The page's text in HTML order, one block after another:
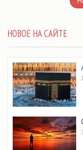
НОВОЕ НА САЙТЕ